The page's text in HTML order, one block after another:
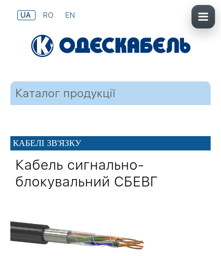
UA RO EN
Каталог продукції
КАБЕЛІ ЗВ'ЯЗКУ
Кабель сигнально-
блокувальний СБЕВГ